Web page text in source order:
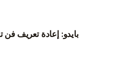
بايدو: إعادة تعريف فن